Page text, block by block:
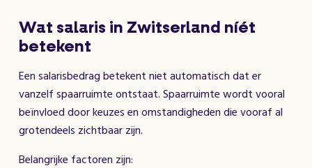
Wat salaris in Zwitserland níét
betekent
Een salarisbedrag betekent niet automatisch dat er
vanzelf spaarruimte ontstaat. Spaarruimte wordt vooral
beïnvloed door keuzes en omstandigheden die vooraf al
grotendeels zichtbaar zijn.
Belangrijke factoren zijn: